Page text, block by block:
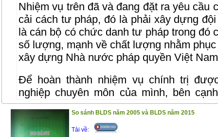
Nhiệm vụ trên đã và đang đặt ra yêu cầu
cải cách tư pháp, đó là phải xây dựng
là cán bộ có chức danh tư pháp trong đó
số lượng, mạnh về chất lượng nhằm
xây dựng Nhà nước pháp quyền Việt
Để hoàn thành nhiệm vụ chính trị
nghiệp chuyên môn của mình, bên
phải tự mình không ngừng rèn luyện
nghề nghiệp, trình độ chuyên môn và
đào tạo, bồi dưỡng nghiệp vụ chuyên
So sánh BLDS năm 2005 và BLDS năm 2015
Tải về: